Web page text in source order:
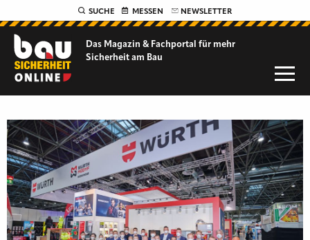
SUCHE MESSEN NEWSLETTER
Das Magazin & Fachportal für mehr
Sicherheit am Bau